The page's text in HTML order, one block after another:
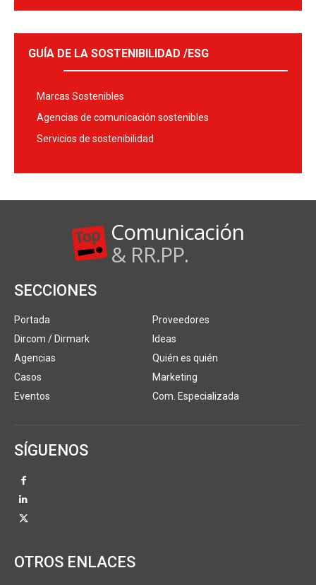
GUÍA DE LA SOSTENIBILIDAD /ESG
Marcas Sostenibles
Agencias de comunicación sostenibles
Servicios de sostenibilidad
Comunicación
& RR.PP.
SECCIONES
Portada
Dircom / Dirmark
Agencias
Casos
Eventos
Proveedores
Ideas
Quién es quién
Marketing
Com. Especializada
SÍGUENOS
OTROS ENLACES